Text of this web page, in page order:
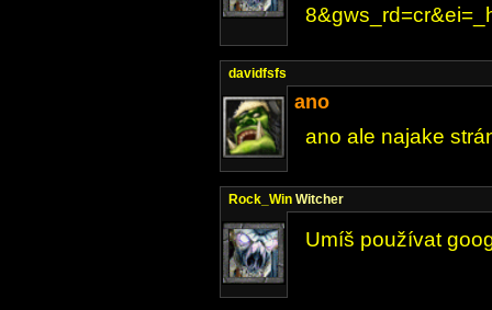
davidfsfs
ano
ano ale najake
Rock_Win Witcher
Umíš používat